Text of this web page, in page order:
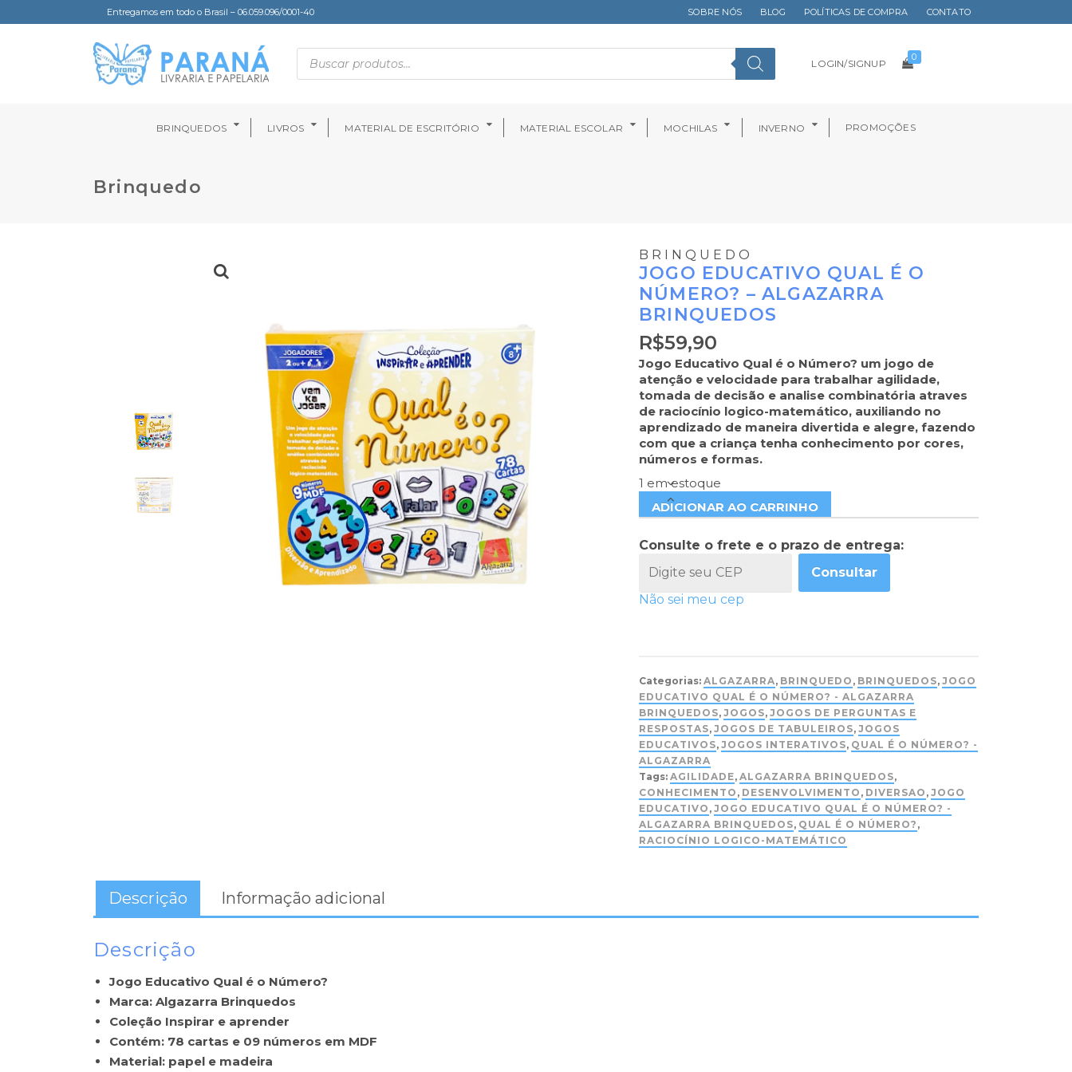
Entregamos em todo o Brasil – 06.059.096/0001-40 SOBRE NÓS BLOG POLÍTICAS DE COMPRA CONTATO
LOGIN/SIGNUP
0
BRINQUEDOS LIVROS MATERIAL DE ESCRITÓRIO MATERIAL ESCOLAR MOCHILAS INVERNO PROMOÇÕES
Brinquedo
BRINQUEDO
JOGO EDUCATIVO QUAL É O
NÚMERO? – ALGAZARRA
BRINQUEDOS
R$59,90
Jogo Educativo Qual é o Número? um jogo de
atenção e velocidade para trabalhar agilidade,
tomada de decisão e analise combinatória atraves
de raciocínio logico-matemático, auxiliando no
aprendizado de maneira divertida e alegre, fazendo
com que a criança tenha conhecimento por cores,
números e formas.
1 em estoque
ADICIONAR AO CARRINHO
Consulte o frete e o prazo de entrega:
Consultar
Não sei meu cep
Categorias: ALGAZARRA, BRINQUEDO , BRINQUEDOS, JOGO
EDUCATIVO QUAL É O NÚMERO? - ALGAZARRA
BRINQUEDOS, JOGOS, JOGOS DE PERGUNTAS E
RESPOSTAS, JOGOS DE TABULEIROS, JOGOS
EDUCATIVOS, JOGOS INTERATIVOS, QUAL É O NÚMERO? -
ALGAZARRA
Tags: AGILIDADE, ALGAZARRA BRINQUEDOS,
CONHECIMENTO , DESENVOLVIMENTO , DIVERSAO , JOGO
EDUCATIVO , JOGO EDUCATIVO QUAL É O NÚMERO? -
ALGAZARRA BRINQUEDOS, QUAL É O NÚMERO? ,
RACIOCÍNIO LOGICO-MATEMÁTICO
Descrição Informação adicional
Descrição
Jogo Educativo Qual é o Número?
Marca: Algazarra Brinquedos
Coleção Inspirar e aprender
Contém: 78 cartas e 09 números em MDF
Material: papel e madeira